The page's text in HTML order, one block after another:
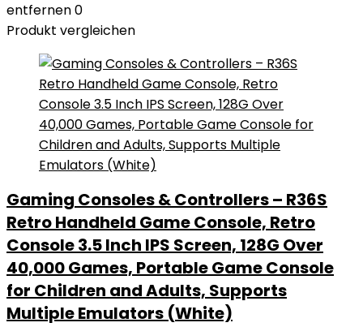
entfernen0
Produkt vergleichen
Gaming Consoles & Controllers – R36S
Retro Handheld Game Console, Retro
Console 3.5 Inch IPS Screen, 128G Over
40,000 Games, Portable Game Console
for Children and Adults, Supports
Multiple Emulators (White)